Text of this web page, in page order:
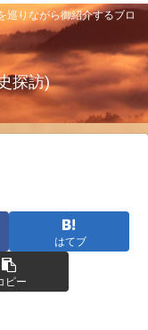
巡りながら御紹介するブロ
探訪)
はてブ
ピー